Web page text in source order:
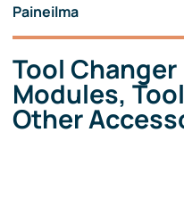
Paineilma
Tool
Modules,
Other